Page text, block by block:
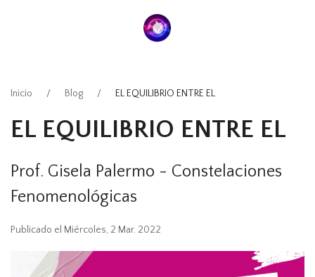
Inicio Blog EL EQUILIBRIO ENTRE EL
EL EQUILIBRIO ENTRE EL
Prof. Gisela Palermo - Constelaciones
Fenomenológicas
Publicado el Miércoles, 2 Mar. 2022